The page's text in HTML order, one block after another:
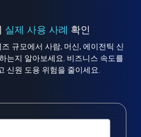
실제 사용 사례 확인
규모에서 사람, 머신, 에이전틱 신
는지 알아보세요. 비즈니스 속도를
신원 도용 위험을 줄이세요.